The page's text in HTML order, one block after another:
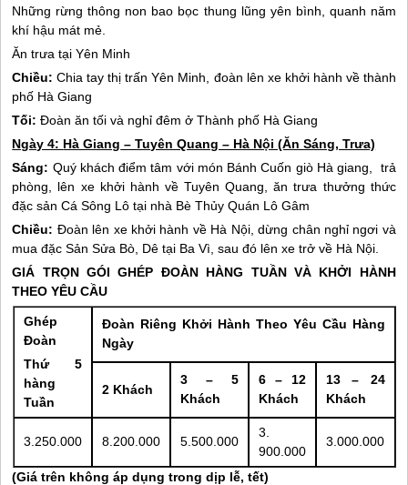
Những rừng thông non bao bọc thung lũng yên bình, quanh năm
khí hậu mát mẻ.
Ăn trưa tại Yên Minh
Chiều: Chia tay thị trấn Yên Minh, đoàn lên xe khởi hành về thành
phố Hà Giang
Tối:Đoàn ăn tối và nghỉ đêm ở Thành phố Hà Giang
Ngày 4: Hà Giang – Tuyên Quang – Hà Nội (Ăn Sáng, Trưa)
Sáng: Quý khách điểm tâm với món Bánh Cuốn giò Hà giang , trả
phòng, lên xe khởi hành về Tuyên Quang, ăn trưa thưởng thức
đặc sản Cá Sông Lô tại nhà Bè Thủy Quán Lô Gâm
Chiều: Đoàn lên xe khởi hành về Hà Nội, dừng chân nghỉ ngơi và
mua đặc Sản Sửa Bò, Dê tại Ba Vì, sau đó lên xe trở về Hà Nội.
GIÁ TRỌN GÓI GHÉP ĐOÀN HÀNG TUẦN VÀ KHỞI HÀNH
THEO YÊU CẦU
Ghép
Đoàn
Thứ 5
hàng
Tuần
Đoàn Riêng Khởi Hành Theo Yêu Cầu Hàng
Ngày
2 Khách
3 – 5
Khách
6 – 12
Khách
13 – 24
Khách
3.250.000 8.200.000 5.500.000
3.
900.000
3.000.000
(Giá trên không áp dụng trong dịp lễ, tết)